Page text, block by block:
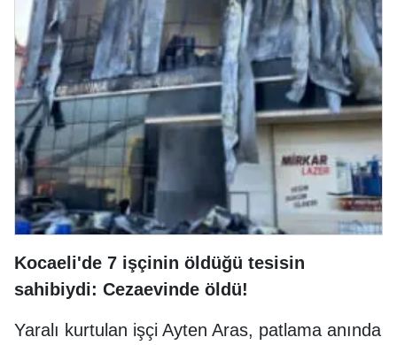
Kocaeli'de 7 işçinin öldüğü tesisin
sahibiydi: Cezaevinde öldü!
Yaralı kurtulan işçi Ayten Aras, patlama anında